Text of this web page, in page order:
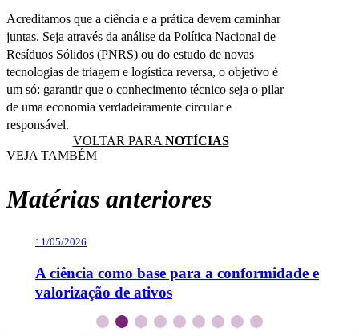
Acreditamos que a ciência e a prática devem caminhar
juntas. Seja através da análise da Política Nacional de
Resíduos Sólidos (PNRS) ou do estudo de novas
tecnologias de triagem e logística reversa, o objetivo é
um só: garantir que o conhecimento técnico seja o pilar
de uma economia verdadeiramente circular e
responsável.
VOLTAR PARA NOTÍCIAS
VEJA TAMBÉM
Matérias anteriores
13/02/2026
O que vai pautar a sustentabilidade em
2026?